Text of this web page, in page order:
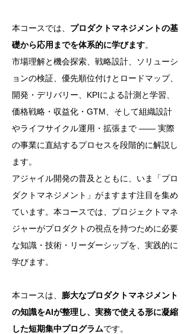
本コースでは、 プロダクトマネジメントの基
礎から応用までを体系的に学びます。
市場理解と機会探索、戦略設計、ソリューシ
ョンの検証、優先順位付けとロードマップ、
開発・デリバリー、KPIによる計測と学習、
価格戦略・収益化・GTM、そして組織設計
やライフサイクル運用・拡張まで ―― 実際
の事業に直結するプロセスを段階的に解説し
ます。
アジャイル開発の普及とともに、いま「プロ
ダクトマネジメント」がますます注目を集め
ています。本コースでは、プロジェクトマネ
ジャーがプロダクトの視点を持つために必要
な知識・技術・リーダーシップを、実践的に
学びます。
本コースは、 膨大なプロダクトマネジメント
の知識をAIが整理し、実務で使える形に凝縮
した短期集中プログラムです。